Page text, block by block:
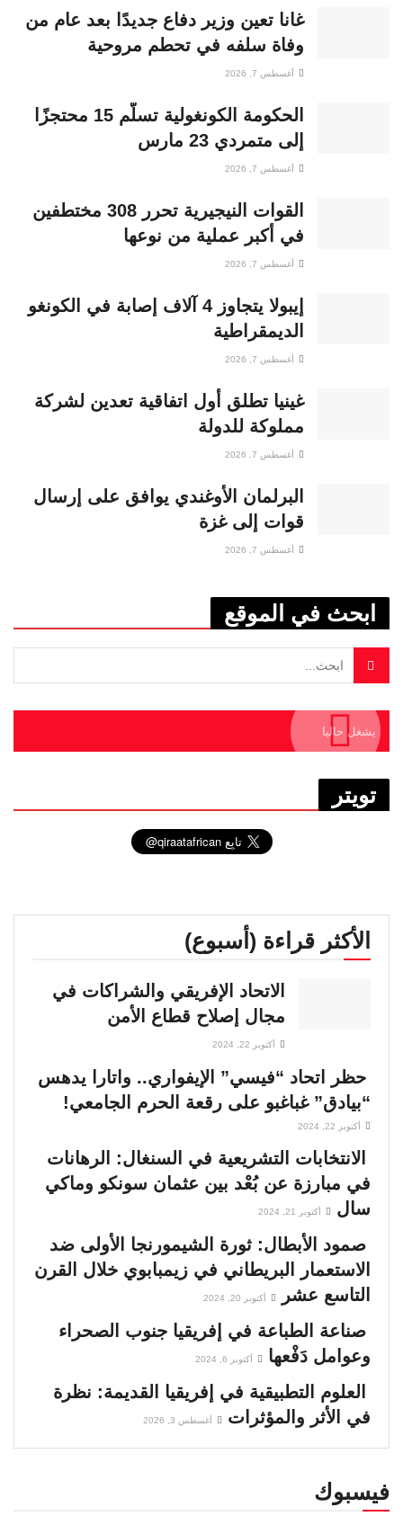
غانا تعين وزير دفاع جديدًا بعد عام من
وفاة سلفه في تحطم مروحية
أغسطس 7, 2026
الحكومة الكونغولية تسلّم 15 محتجزًا
إلى متمردي 23 مارس
أغسطس 7, 2026
القوات النيجيرية تحرر 308 مختطفين
في أكبر عملية من نوعها
أغسطس 7, 2026
إيبولا يتجاوز 4 آلاف إصابة في الكونغو
الديمقراطية
أغسطس 7, 2026
غينيا تطلق أول اتفاقية تعدين لشركة
مملوكة للدولة
أغسطس 7, 2026
البرلمان الأوغندي يوافق على إرسال
قوات إلى غزة
أغسطس 7, 2026
ابحث في الموقع
يشغل حاليا
تويتر
الأكثر قراءة (أسبوع)
الاتحاد الإفريقي والشراكات في
مجال إصلاح قطاع الأمن
أكتوبر 22, 2024
حظر اتحاد “فيسي” الإيفواري.. واتارا يدهس
“بيادق” غباغبو على رقعة الحرم الجامعي!
أكتوبر 22, 2024
الانتخابات التشريعية في السنغال: الرهانات
في مبارزة عن بُعْد بين عثمان سونكو وماكي
سال
أكتوبر 21, 2024
صمود الأبطال: ثورة الشيمورنجا الأولى ضد
الاستعمار البريطاني في زيمبابوي خلال القرن
التاسع عشر
أكتوبر 20, 2024
صناعة الطباعة في إفريقيا جنوب الصحراء
وعوامل دَفْعها
أكتوبر 6, 2024
العلوم التطبيقية في إفريقيا القديمة: نظرة
في الأثر والمؤثرات
أغسطس 3, 2026
فيسبوك